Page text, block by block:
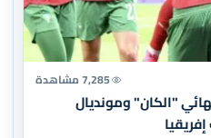
7,285 مشاهدة
"الكان" ومونديال